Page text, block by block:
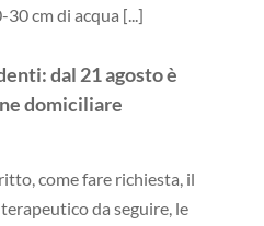
30 cm di acqua [...]
dal 21 agosto è
domiciliare
come fare richiesta, il
da seguire, le